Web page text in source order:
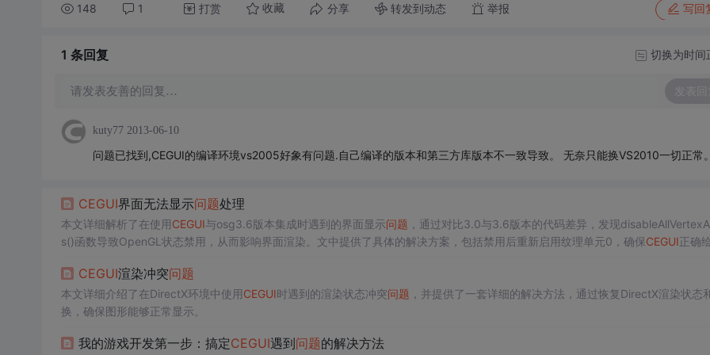
148 1 打赏 收藏 分享 转发到动态 举报 写回
1 条回复 切换为时间
请发表友善的回复… 发表回
kuty77 2013-06-10
问题已找到,CEGUI的编译环境vs2005好象有问题.自己编译的版本和第三方库版本不一致导致。 无奈只能换VS2010一切正常。
CEGUI界面无法显示问题处理
本文详细解析了在使用CEGUI与osg3.6版本集成时遇到的界面显示问题 ，通过对比3.0与3.6版本的代码差异，发现
s()函数导致OpenGL状态禁用，从而影响界面渲染。文中提供了具体的解决方案，包括禁用后重新启用纹理单元0，确保CEGUI正确
CEGUI渲染冲突问题
本文详细介绍了在DirectX环境中使用CEGUI时遇到的渲染状态冲突问题 ，并提供了一套详细的解决方法，通过恢复DirectX渲染状态
换，确保图形能够正常显示。
我的游戏开发第一步：搞定CEGUI遇到问题的解决方法